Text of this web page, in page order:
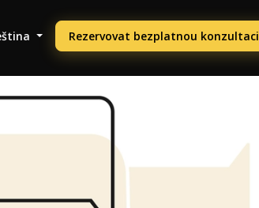
Rezervovat bezplatnou konzultaci